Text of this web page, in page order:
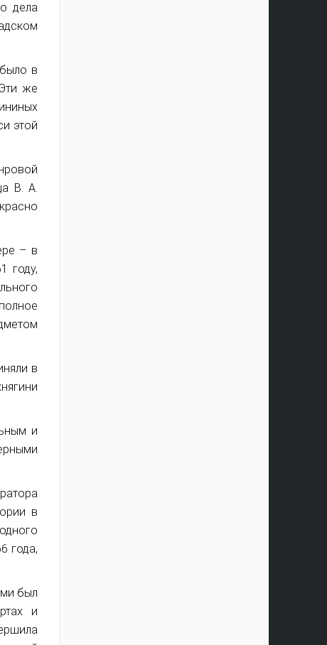
дела
в
же
этой
В. А.
– в
году,
в
и
в
года,
был
и